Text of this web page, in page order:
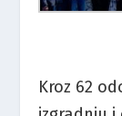
Kroz 62